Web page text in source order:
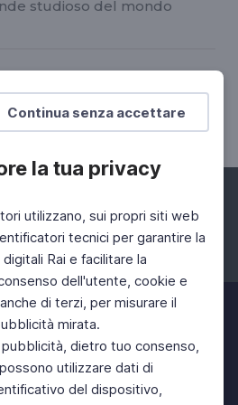
Continua senza accettare
la tua privacy
utilizzano, sui propri siti web
tecnici per garantire la
Rai e facilitare la
dell'utente, cookie e
di terzi, per misurare il
mirata.
dietro tuo consenso,
utilizzare dati di
del dispositivo,
studioso del mondo
2021
Instagram Twitter